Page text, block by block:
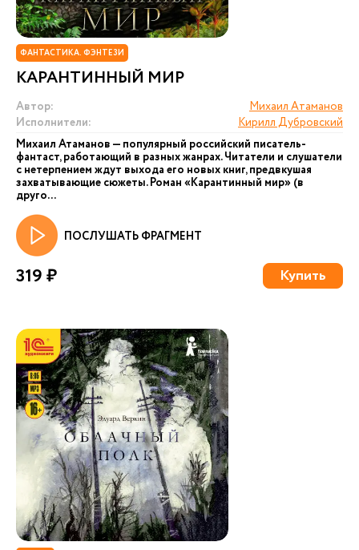
ФАНТАСТИКА. ФЭНТЕЗИ
КАРАНТИННЫЙ МИР
Автор:
Михаил Атаманов
Исполнители:
Кирилл Дубровский
Михаил Атаманов — популярный российский писатель-
фантаст, работающий в разных жанрах. Читатели и слушатели
с нетерпением ждут выхода его новых книг, предвкушая
захватывающие сюжеты. Роман «Карантинный мир» (в
друго...
ПОСЛУШАТЬ ФРАГМЕНТ
319 ₽ Купить